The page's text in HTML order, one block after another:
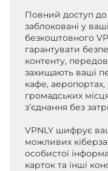
Повний доступ до
заблоковані у
безкоштовного
гарантувати
контенту,
захищають ваші
кафе, аеропортах,
громадських
з’єднання без
VPNLY шифрує
можливих
особистої
карток та інші